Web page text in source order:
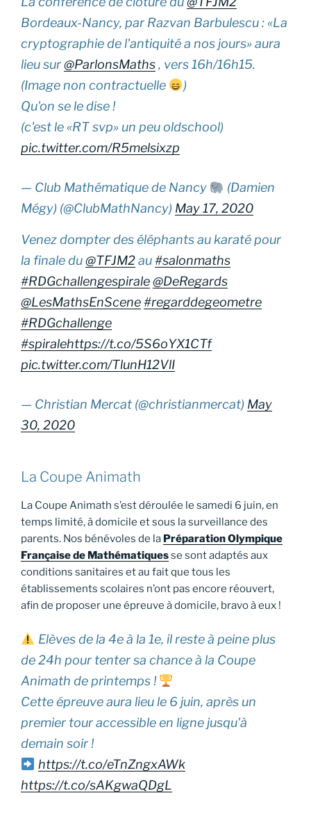
Bordeaux-Nancy, par Razvan Barbulescu : «La
cryptographie de l'antiquité a nos jours» aura
lieu sur@ParlonsMaths, vers 16h/16h15.
(Image non contractuelle
)
Qu'on se le dise !
(c'est le «RT svp» un peu oldschool)
pic.twitter.com/R5melsixzp
— Club Mathématique de Nancy
(Damien
Mégy) (@ClubMathNancy) May 17, 2020
Venez dompter des éléphants au karaté pour
la finale du@TFJM2au#salonmaths
#RDGchallengespirale@DeRegards
@LesMathsEnScene#regarddegeometre
#RDGchallenge
#spiralehttps://t.co/5S6oYX1CTf
pic.twitter.com/TlunH12VlI
— Christian Mercat (@christianmercat) May
30, 2020
La Coupe Animath
La Coupe Animath s’est déroulée le samedi 6 juin, en
temps limité, à domicile et sous la surveillance des
parents. Nos bénévoles de la Préparation Olympique
Française de Mathématiquesse sont adaptés aux
conditions sanitaires et au fait que tous les
établissements scolaires n’ont pas encore réouvert,
afin de proposer une épreuve à domicile, bravo à eux !
Elèves de la 4e à la 1e, il reste à peine plus
de 24h pour tenter sa chance à la Coupe
Animath de printemps !
Cette épreuve aura lieu le 6 juin, après un
premier tour accessible en ligne jusqu'à
demain soir !
https://t.co/eTnZngxAWk
https://t.co/sAKgwaQDgL